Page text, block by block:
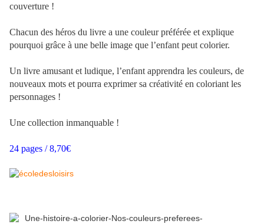
couverture !
Chacun des héros du livre a une couleur préférée et explique
pourquoi grâce à une belle image que l’enfant peut colorier.
Un livre amusant et ludique, l’enfant apprendra les couleurs, de
nouveaux mots et pourra exprimer sa créativité en coloriant les
personnages !
Une collection inmanquable !
24 pages / 8,70€